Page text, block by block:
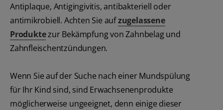
Antiplaque, Antigingivitis, antibakteriell oder
antimikrobiell. Achten Sie aufzugelassene
Produktezur Bekämpfung von Zahnbelag und
Zahnfleischentzündungen.
Wenn Sie auf der Suche nach einer Mundspülung
für Ihr Kind sind, sind Erwachsenenprodukte
möglicherweise ungeeignet, denn einige dieser